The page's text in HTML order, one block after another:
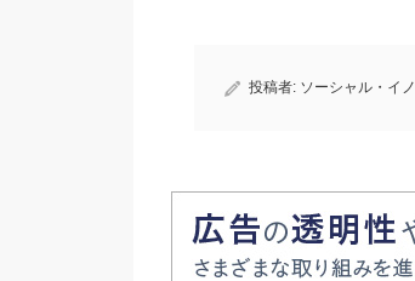
投稿者: ソーシャル・イ